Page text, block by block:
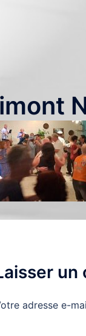
un
adresse e-